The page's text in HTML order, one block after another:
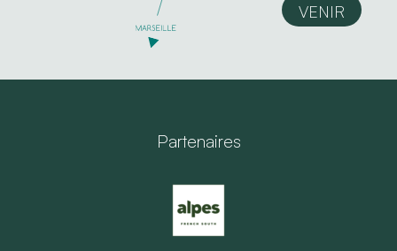
VENIR
Partenaires